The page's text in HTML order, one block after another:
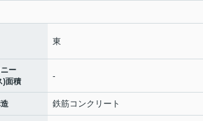
東
ー
)面積
-
鉄筋コンクリート